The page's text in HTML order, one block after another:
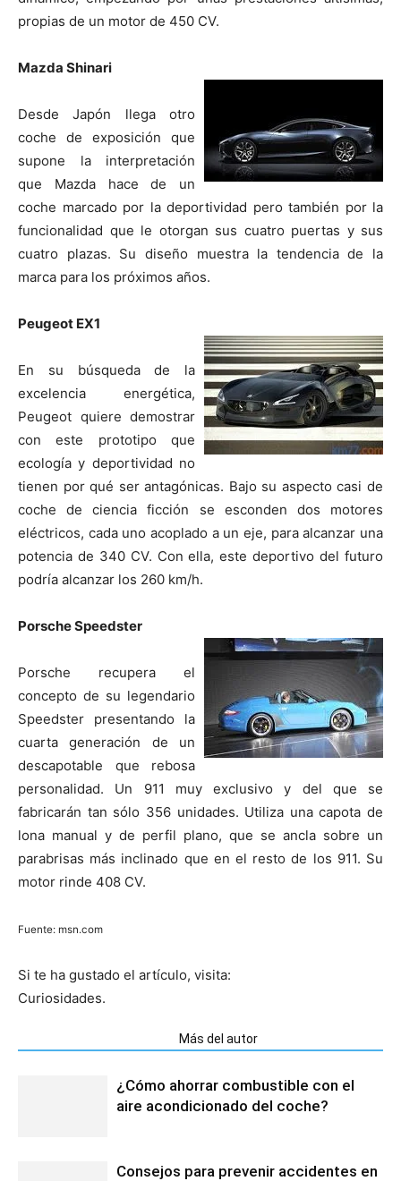
propias de un motor de 450 CV.
Mazda Shinari
Desde Japón llega otro
coche de exposición que
supone la interpretación
que Mazda hace de un
coche marcado por la deportividad pero también por la
funcionalidad que le otorgan sus cuatro puertas y sus
cuatro plazas. Su diseño muestra la tendencia de la
marca para los próximos años.
Peugeot EX1
En su búsqueda de la
excelencia energética,
Peugeot quiere demostrar
con este prototipo que
ecología y deportividad no
tienen por qué ser antagónicas. Bajo su aspecto casi de
coche de ciencia ficción se esconden dos motores
eléctricos, cada uno acoplado a un eje, para alcanzar una
potencia de 340 CV. Con ella, este deportivo del futuro
podría alcanzar los 260 km/h.
Porsche Speedster
Porsche recupera el
concepto de su legendario
Speedster presentando la
cuarta generación de un
descapotable que rebosa
personalidad. Un 911 muy exclusivo y del que se
fabricarán tan sólo 356 unidades. Utiliza una capota de
lona manual y de perfil plano, que se ancla sobre un
parabrisas más inclinado que en el resto de los 911. Su
motor rinde 408 CV.
Fuente: msn.com
Si te ha gustado el artículo, visita:
Curiosidades.
Más del autor
¿Cómo ahorrar combustible con el
aire acondicionado del coche?
Consejos para prevenir accidentes en